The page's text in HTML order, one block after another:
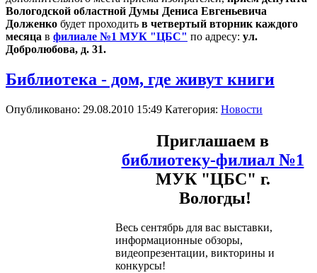
Вологодской областной Думы Дениса Евгеньевича
Долженко будет проходить в четвертый вторник каждого
месяца в филиале №1 МУК "ЦБС" по адресу: ул.
Добролюбова, д. 31.
Библиотека - дом, где живут книги
Опубликовано: 29.08.2010 15:49 Категория: Новости
Приглашаем в
библиотеку-филиал №1
МУК "ЦБС" г.
Вологды!
Весь сентябрь для вас выставки,
информационные обзоры,
видеопрезентации, викторины и
конкурсы!